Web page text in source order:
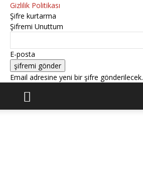
Gizlilik Politikası
Şifre kurtarma
Şifremi Unuttum
E-posta
Email adresine yeni bir şifre gönderilecek.